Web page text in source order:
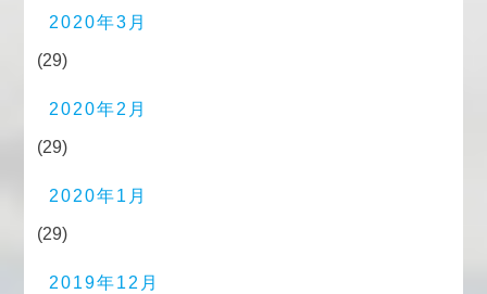
2020年3月
(29)
2020年2月
(29)
2020年1月
(29)
2019年12月